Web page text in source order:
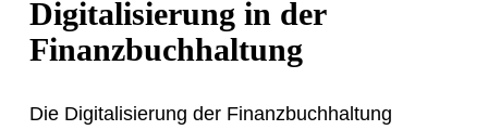
Digitalisierung in der
Finanzbuchhaltung
Die Digitalisierung der Finanzbuchhaltung